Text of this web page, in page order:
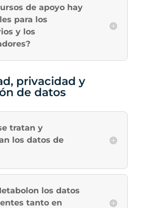
de apoyo hay
para los
y los
privacidad y
de datos
tratan y
los datos de
los datos
tanto en